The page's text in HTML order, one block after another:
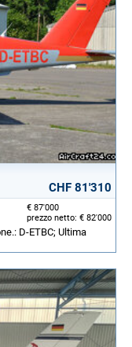
CHF 81'310
€ 87'000
prezzo netto: € 82'000
D-ETBC; Ultima